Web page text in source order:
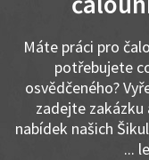
Máte práci pro
potřebujete
osvědčeného?
zadejte zakázku
nabídek našich
...